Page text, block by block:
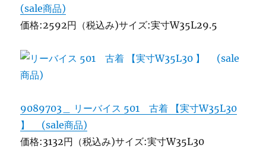
(sale商品)
価格:2592円（税込み)サイズ:実寸W35L29.5
9089703＿ リーバイス 501 古着 【実寸W35L30
】 (sale商品)
価格:3132円（税込み)サイズ:実寸W35L30